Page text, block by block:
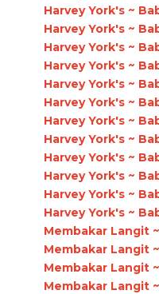
Harvey York's ~
Harvey York's ~
Harvey York's ~
Harvey York's ~
Harvey York's ~
Harvey York's ~
Harvey York's ~
Harvey York's ~
Harvey York's ~
Harvey York's ~
Harvey York's ~
Harvey York's ~
Membakar Langit
Membakar Langit
Membakar Langit
Membakar Langit